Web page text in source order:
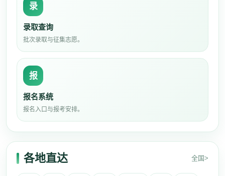
录
录取查询
批次录取与征集志愿。
报
报名系统
报名入口与报考安排。
各地直达 全国>